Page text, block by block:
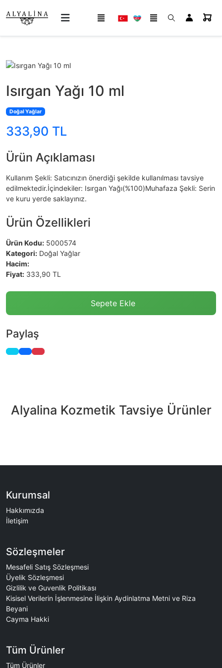
Isırgan Yağı 10 ml
Doğal Yağlar
333,90 TL
Ürün Açıklaması
Kullanım Şekli: Satıcınızın önerdiği şekilde kullanılması tavsiye
edilmektedir.İçindekiler: Isırgan Yağı(%100)Muhafaza Şekli: Serin
ve kuru yerde saklayınız.
Ürün Özellikleri
Ürün Kodu: 5000574
Kategori: Doğal Yağlar
Hacim:
Fiyat: 333,90 TL
Sepete Ekle
Paylaş
Alyalina Kozmetik Tavsiye Ürünler
Kurumsal
Hakkımızda
İletişim
Sözleşmeler
Mesafeli Satış Sözleşmesi
Üyelik Sözleşmesi
Gizlilik ve Guvenlik Politikası
Kisisel Verilerin İşlenmesine İlişkin Aydinlatma Metni ve Riza
Beyani
Cayma Hakki
Tüm Ürünler
Tüm Ürünler